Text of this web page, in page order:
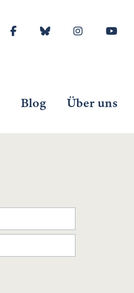
Blog Über uns